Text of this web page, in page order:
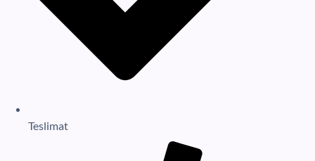
Teslimat